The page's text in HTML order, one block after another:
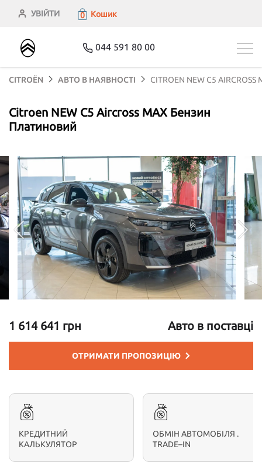
УВІЙТИ 0 Кошик
044 591 80 00
CITROЁN АВТО В НАЯВНОСТІ CITROEN NEW C5
Citroen NEW C5 Aircross MAX Бензин
Платиновий
1 614 641 грн Авто в поставці
ОТРИМАТИ ПРОПОЗИЦІЮ
КРЕДИТНИЙ
КАЛЬКУЛЯТОР
ОБМІН АВТОМОБІЛЯ .
TRADE–IN